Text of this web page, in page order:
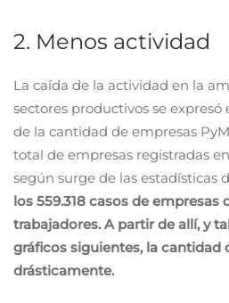
2. Menos actividad
La caída de la actividad en la
sectores productivos se
de la cantidad de empresas
total de empresas registradas
según surge de las estadísticas
los 559.318 casos de empresas
trabajadores. A partir de allí, y
gráficos siguientes, la cantidad
drásticamente.